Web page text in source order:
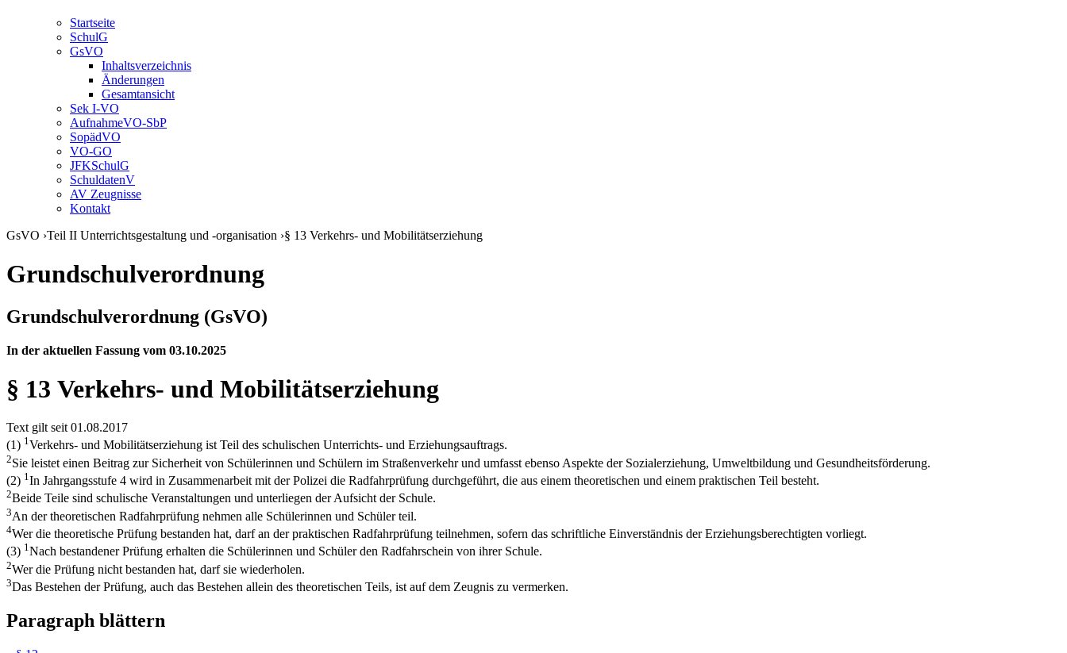
Startseite
SchulG
GsVO
Inhaltsverzeichnis
Änderungen
Gesamtansicht
Sek I-VO
AufnahmeVO-SbP
SopädVO
VO-GO
JFKSchulG
SchuldatenV
AV Zeugnisse
Kontakt
GsVO ›Teil II Unterrichtsgestaltung und -organisation ›§ 13 Verkehrs- und Mobilitätserziehung
Grundschulverordnung
Grundschulverordnung (GsVO)
In der aktuellen Fassung vom 03.10.2025
§ 13 Verkehrs- und Mobilitätserziehung
Text gilt seit 01.08.2017
(1) 1Verkehrs- und Mobilitätserziehung ist Teil des schulischen Unterrichts- und Erziehungsauftrags.
2Sie leistet einen Beitrag zur Sicherheit von Schülerinnen und Schülern im Straßenverkehr und umfasst ebenso Aspekte der Sozialerziehung, Umweltbildung und Gesundheitsförderung.
(2) 1In Jahrgangsstufe 4 wird in Zusammenarbeit mit der Polizei die Radfahrprüfung durchgeführt, die aus einem theoretischen und einem praktischen Teil besteht.
2Beide Teile sind schulische Veranstaltungen und unterliegen der Aufsicht der Schule.
3An der theoretischen Radfahrprüfung nehmen alle Schülerinnen und Schüler teil.
4Wer die theoretische Prüfung bestanden hat, darf an der praktischen Radfahrprüfung teilnehmen, sofern das schriftliche Einverständnis der Erziehungsberechtigten vorliegt.
(3) 1Nach bestandener Prüfung erhalten die Schülerinnen und Schüler den Radfahrschein von ihrer Schule.
2Wer die Prüfung nicht bestanden hat, darf sie wiederholen.
3Das Bestehen der Prüfung, auch das Bestehen allein des theoretischen Teils, ist auf dem Zeugnis zu vermerken.
Paragraph blättern